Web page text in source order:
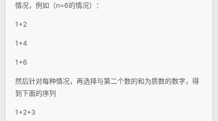
情况，例如（n=6的情况）：
1+2
1+4
1+6
然后针对每种情况，再选择与第二个数的和为质数的数字，得
到下面的序列
1+2+3